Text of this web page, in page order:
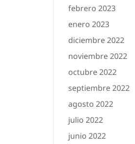
febrero 2023
enero 2023
diciembre 2022
noviembre 2022
octubre 2022
septiembre 2022
agosto 2022
julio 2022
junio 2022